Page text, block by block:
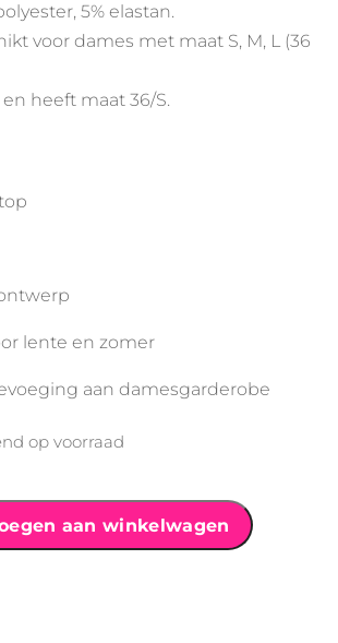
5% elastan.
voor dames met maat S, M, L (36
en heeft maat 36/S.
lente en zomer
aan damesgarderobe
op voorraad
aan winkelwagen